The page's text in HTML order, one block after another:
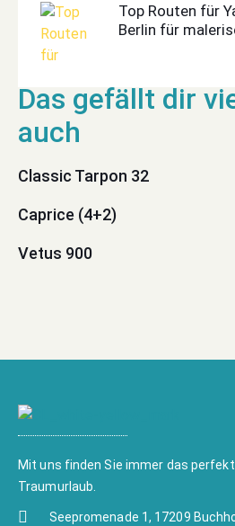
Top Routen für
Berlin für
Classic Tarpon 32
Caprice (4+2)
Vetus 900
Mit uns finden Sie immer das
Traumurlaub.
Seepromenade 1, 17209